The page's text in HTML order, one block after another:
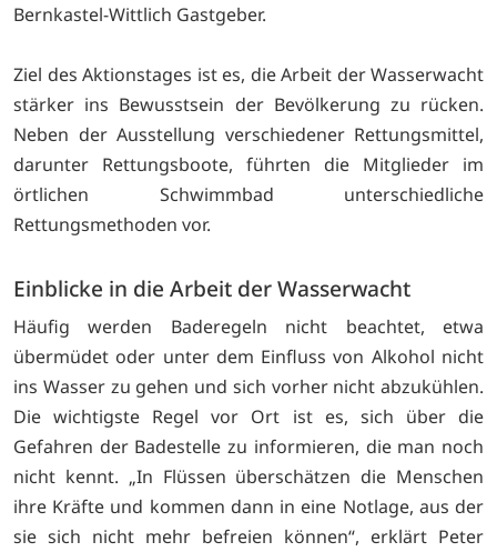
Bernkastel-Wittlich Gastgeber.
Ziel des Aktionstages ist es, die Arbeit der Wasserwacht
stärker ins Bewusstsein der Bevölkerung zu rücken.
Neben der Ausstellung verschiedener Rettungsmittel,
darunter Rettungsboote, führten die Mitglieder im
örtlichen Schwimmbad unterschiedliche
Rettungsmethoden vor.
Einblicke in die Arbeit der Wasserwacht
Häufig werden Baderegeln nicht beachtet, etwa
übermüdet oder unter dem Einfluss von Alkohol nicht
ins Wasser zu gehen und sich vorher nicht abzukühlen.
Die wichtigste Regel vor Ort ist es, sich über die
Gefahren der Badestelle zu informieren, die man noch
nicht kennt. „In Flüssen überschätzen die Menschen
ihre Kräfte und kommen dann in eine Notlage, aus der
sie sich nicht mehr befreien können“, erklärt Peter